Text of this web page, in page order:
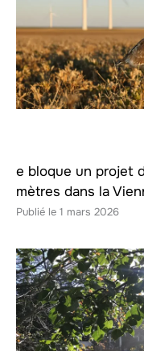
e bloque un projet
mètres dans la
1 mars 2026